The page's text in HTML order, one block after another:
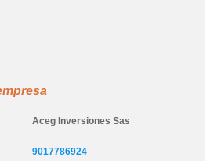
Aceg Inversiones Sas
9017786924